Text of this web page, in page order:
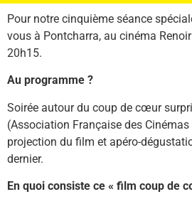
Pour notre cinquième séance
vous à Pontcharra, au cinéma
20h15.
Au programme ?
Soirée autour du coup de cœur
(Association Française des Cinémas
projection du film et apéro-
dernier.
En quoi consiste ce « film coup de